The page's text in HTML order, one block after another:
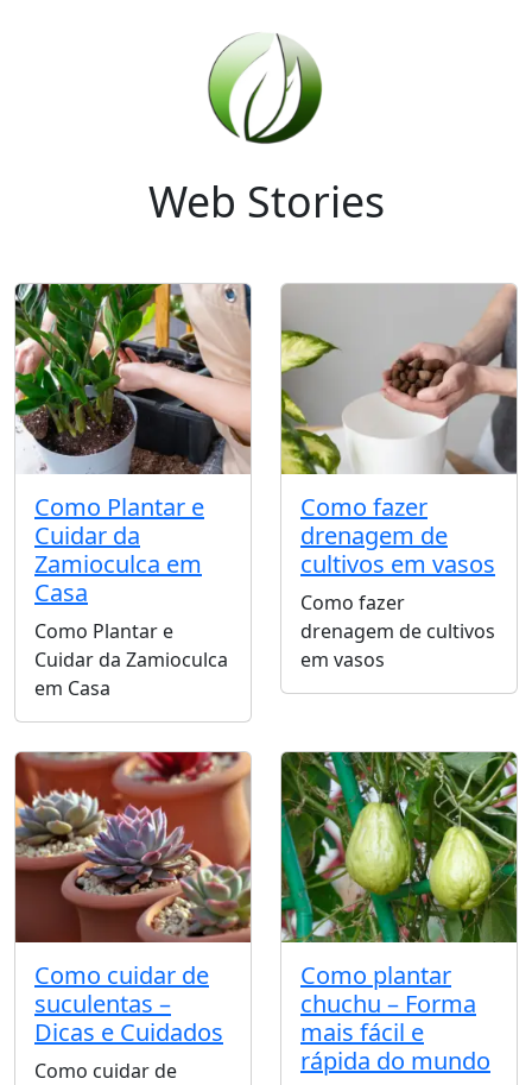
Web Stories
Como Plantar e
Cuidar da
Zamioculca em
Casa
Como Plantar e
Cuidar da Zamioculca
em Casa
Como fazer
drenagem de
cultivos em vasos
Como fazer
drenagem de cultivos
em vasos
Como cuidar de
suculentas –
Dicas e Cuidados
Como cuidar de
Como plantar
chuchu – Forma
mais fácil e
rápida do mundo